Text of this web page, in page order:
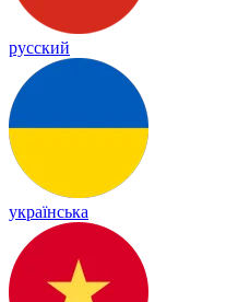
русский
українська